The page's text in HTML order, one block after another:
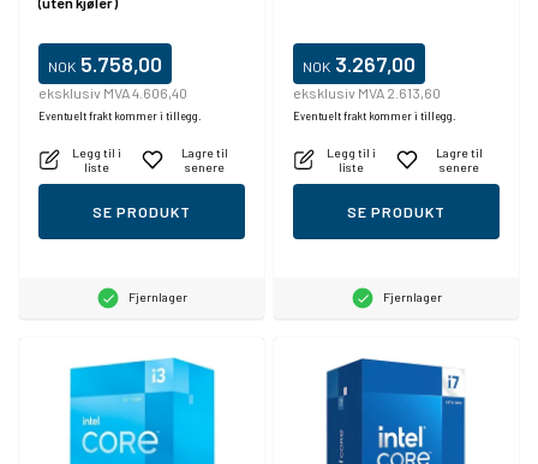
NOK 5.758,00
eksklusiv MVA 4.606,40
Eventuelt frakt kommer i tillegg.
Legg til i
liste
Lagre til
senere
SE PRODUKT
Fjernlager
NOK 3.267,00
eksklusiv MVA 2.613,60
Eventuelt frakt kommer i tillegg.
Legg til i
liste
Lagre til
senere
SE PRODUKT
Fjernlager